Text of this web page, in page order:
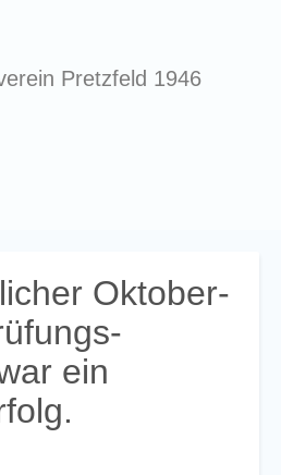
Pretzfeld 1946
Oktober-
ein